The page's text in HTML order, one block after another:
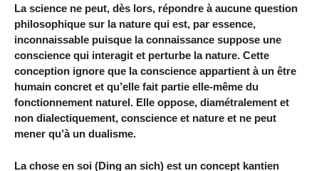
La science ne peut, dès lors, répondre à aucune question
philosophique sur la nature qui est, par essence,
inconnaissable puisque la connaissance suppose une
conscience qui interagit et perturbe la nature. Cette
conception ignore que la conscience appartient à un être
humain concret et qu’elle fait partie elle-même du
fonctionnement naturel. Elle oppose, diamétralement et
non dialectiquement, conscience et nature et ne peut
mener qu’à un dualisme.
La chose en soi (Ding an sich) est un concept kantien